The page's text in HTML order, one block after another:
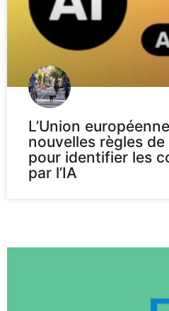
L’Union
nouvelles règles
pour identifier les
par l’IA